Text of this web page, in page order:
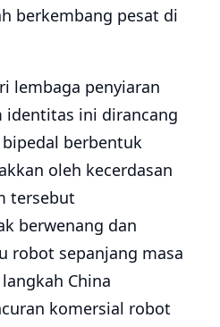
berkembang pesat di
lembaga penyiaran
identitas ini dirancang
berbentuk
oleh kecerdasan
tersebut
berwenang dan
robot sepanjang masa
China
komersial robot